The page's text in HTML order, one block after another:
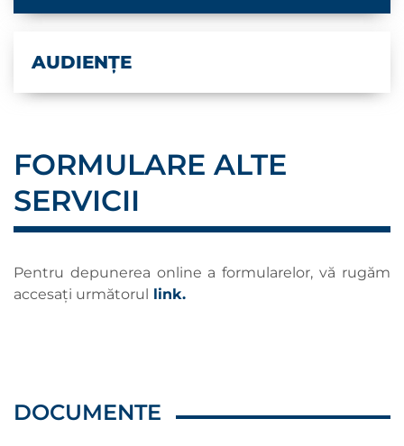
AUDIENȚE
FORMULARE ALTE
SERVICII
Pentru depunerea online a formularelor, vă rugăm
accesați următorul link.
DOCUMENTE